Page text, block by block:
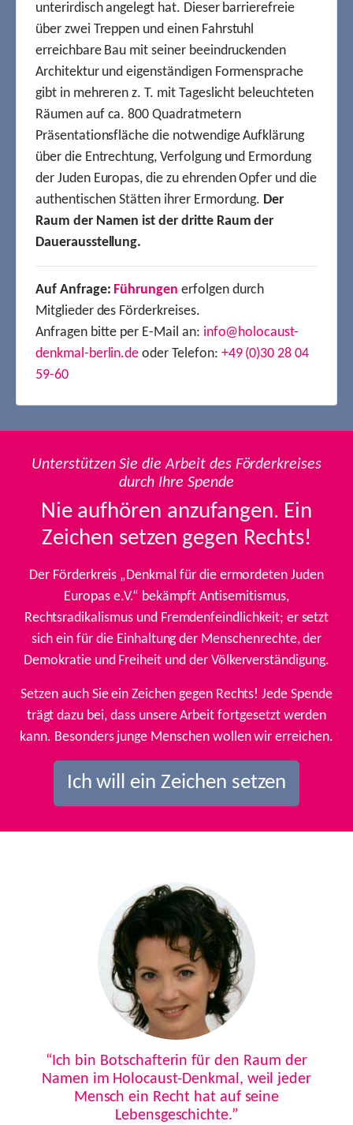
unterirdisch angelegt hat. Dieser barrierefreie
über zwei Treppen und einen Fahrstuhl
erreichbare Bau mit seiner beeindruckenden
Architektur und eigenständigen Formensprache
gibt in mehreren z. T. mit Tageslicht beleuchteten
Räumen auf ca. 800 Quadratmetern
Präsentationsfläche die notwendige Aufklärung
über die Entrechtung, Verfolgung und Ermordung
der Juden Europas, die zu ehrenden Opfer und die
authentischen Stätten ihrer Ermordung. Der
Raum der Namen ist der dritte Raum der
Dauerausstellung.
Auf Anfrage: Führungen erfolgen durch
Mitglieder des Förderkreises.
Anfragen bitte per E-Mail an: info@holocaust-
denkmal-berlin.de oder Telefon: +49 (0)30 28 04
59-60
Unterstützen Sie die Arbeit des Förderkreises
durch Ihre Spende
Nie aufhören anzufangen. Ein
Zeichen setzen gegen Rechts!
Der Förderkreis „Denkmal für die ermordeten Juden
Europas e.V.“ bekämpft Antisemitismus,
Rechtsradikalismus und Fremdenfeindlichkeit; er setzt
sich ein für die Einhaltung der Menschenrechte, der
Demokratie und Freiheit und der Völkerverständigung.
Setzen auch Sie ein Zeichen gegen Rechts! Jede Spende
trägt dazu bei, dass unsere Arbeit fortgesetzt werden
kann. Besonders junge Menschen wollen wir erreichen.
Ich will ein Zeichen setzen
“Ich bin Botschafterin für den Raum der
Namen im Holocaust-Denkmal, weil jeder
Mensch ein Recht hat auf seine
Lebensgeschichte.”